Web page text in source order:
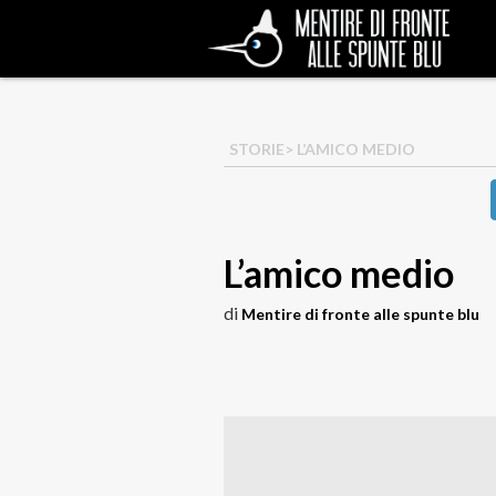
STORIE> L’AMICO MEDIO
L’amico medio
di Mentire di fronte alle spunte blu